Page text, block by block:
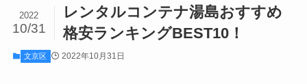
レンタルコンテナ湯島おすすめ
格安ランキングBEST10！
2022
10/31
文京区 2022年10月31日